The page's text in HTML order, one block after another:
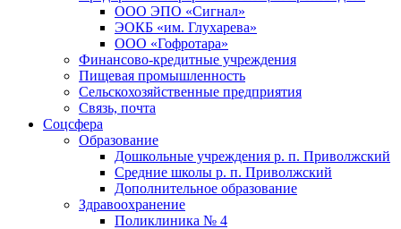
ООО ЭПО «Сигнал»
ЭОКБ «им. Глухарева»
ООО «Гофротара»
Финансово-кредитные учреждения
Пищевая промышленность
Сельскохозяйственные предприятия
Связь, почта
Соцсфера
Образование
Дошкольные учреждения р. п. Приволжский
Средние школы р. п. Приволжский
Дополнительное образование
Здравоохранение
Поликлиника № 4